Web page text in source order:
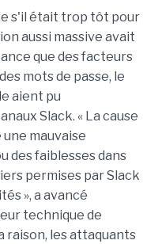
s'il était trop tôt pour
aussi massive avait
que des facteurs
mots de passe, le
aient pu
Slack. « La cause
mauvaise
des faiblesses dans
permises par Slack
», a avancé
technique de
raison, les attaquants